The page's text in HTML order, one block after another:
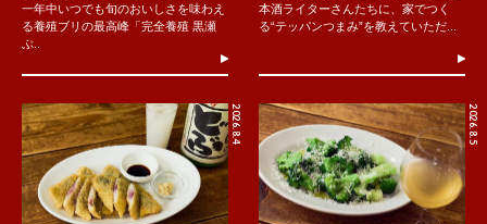
一年中いつでも旬のおいしさを味わえ
る養殖ブリの最高峰「完全養殖 黒瀬
ぶ..
本酒ライターさんたちに、家でつく
る“テッパンつまみ”を教えていただ...
2026.8.4 2026.8.5